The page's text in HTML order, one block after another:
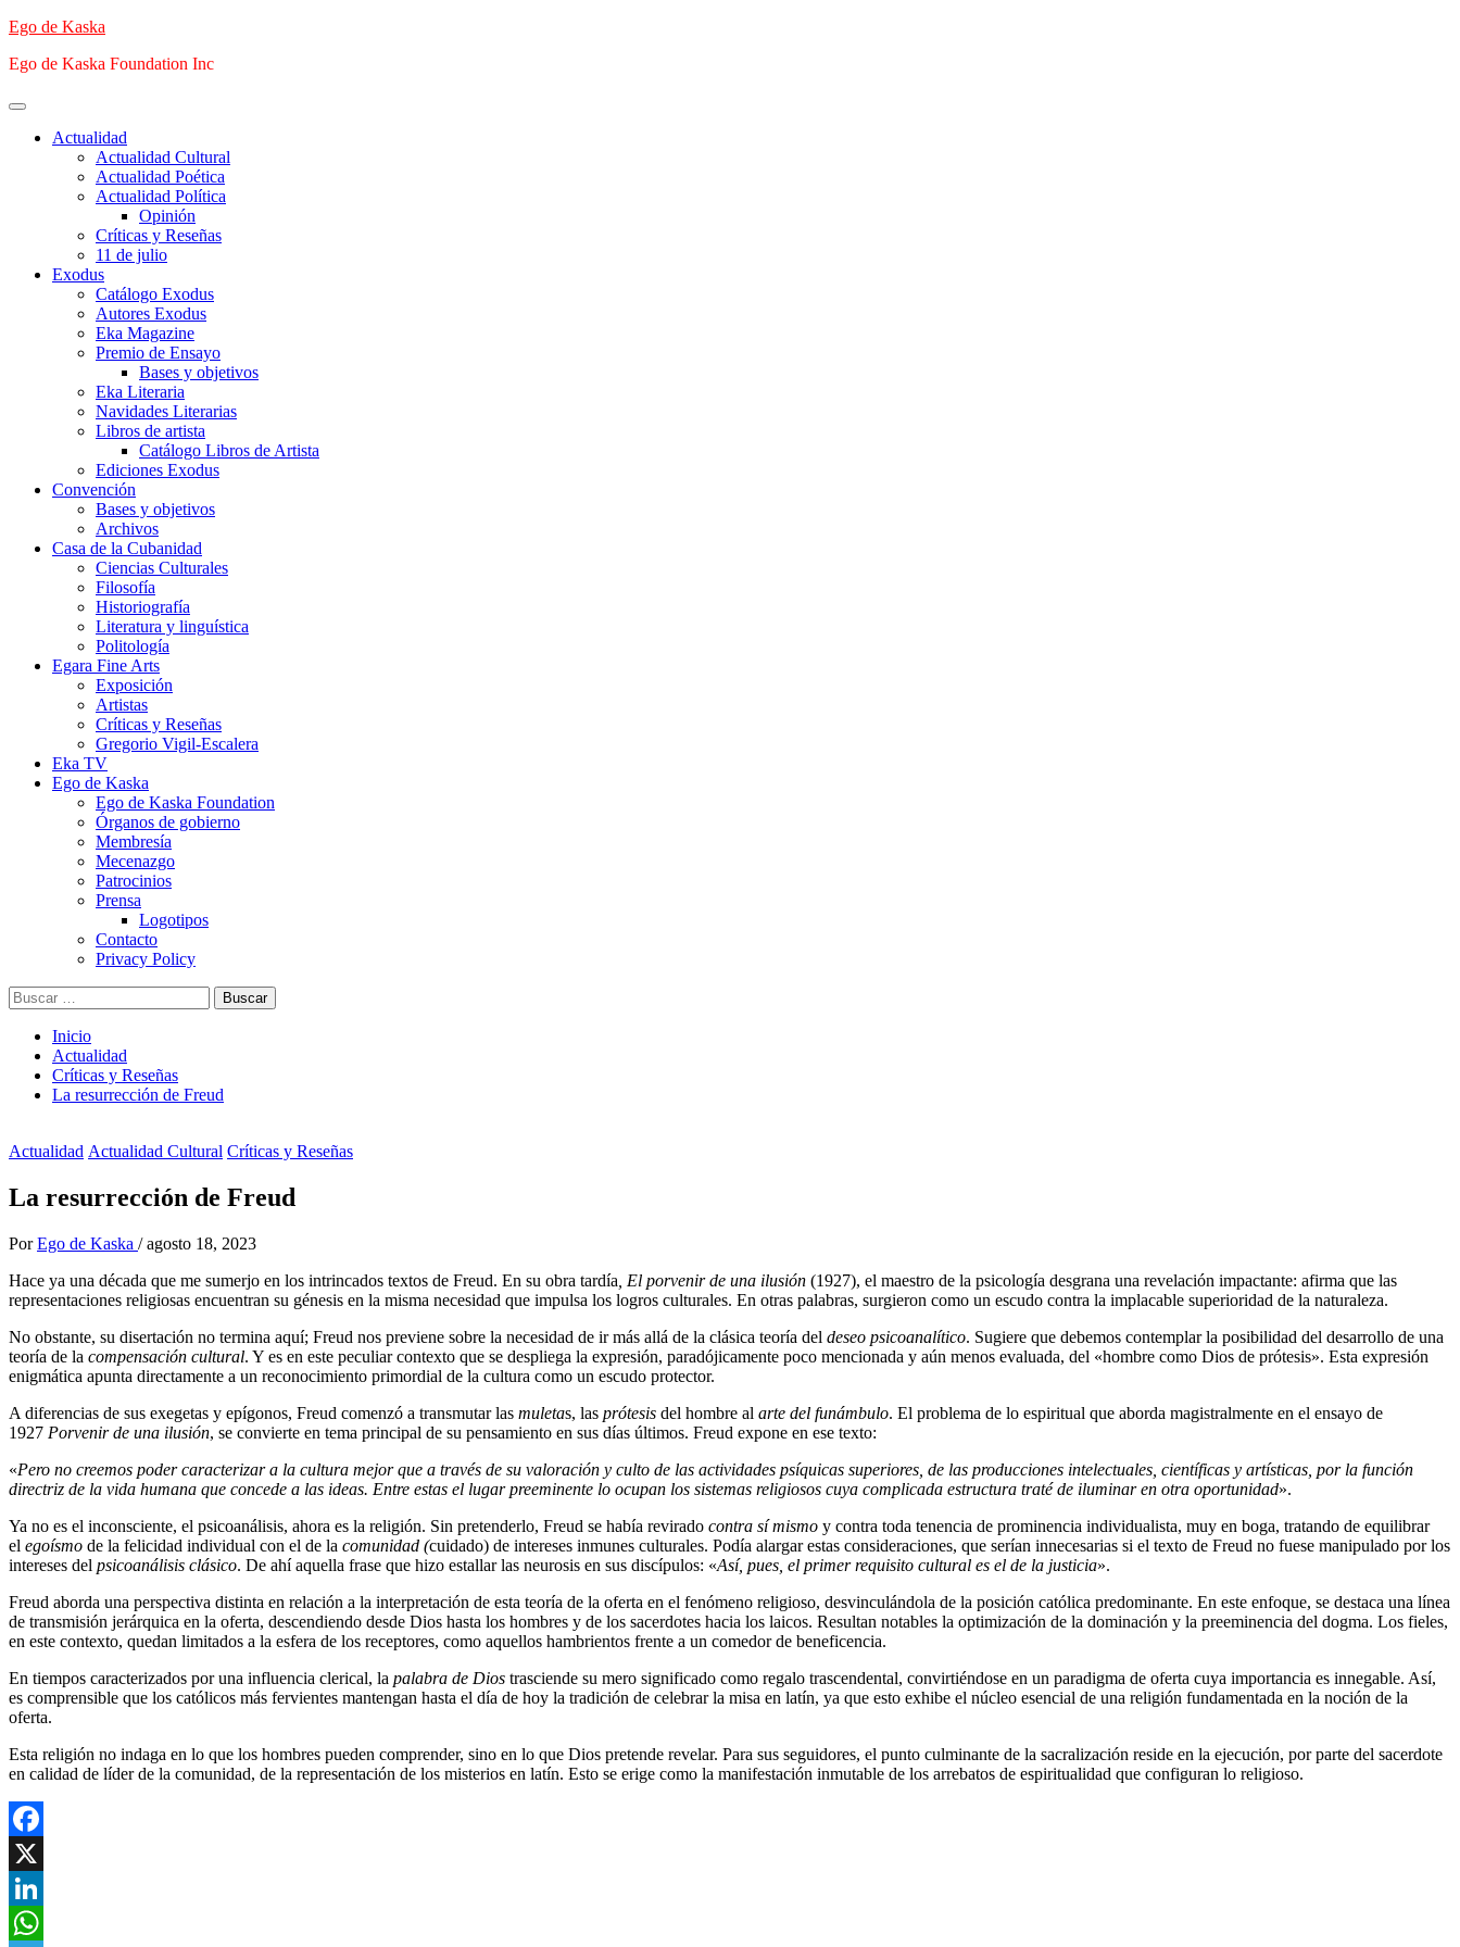
Saltar
contenido
Ego de Kaska
Ego de Kaska Foundation Inc
Menú
principalActualidad
Actualidad Cultural
Actualidad Poética
Actualidad Política
Opinión
Críticas y Reseñas
11 de julio
Exodus
Catálogo Exodus
Autores Exodus
Eka Magazine
Premio de Ensayo
Bases y objetivos
Eka Literaria
Navidades Literarias
Libros de artista
Catálogo Libros de Artista
Ediciones Exodus
Convención
Bases y objetivos
Archivos
Casa de la Cubanidad
Ciencias Culturales
Filosofía
Historiografía
Literatura y linguística
Politología
Egara Fine Arts
Exposición
Artistas
Críticas y Reseñas
Gregorio Vigil-Escalera
Eka TV
Ego de Kaska
Ego de Kaska Foundation
Órganos de gobierno
Membresía
Mecenazgo
Patrocinios
Prensa
Logotipos
Contacto
Privacy Policy
Buscar:
Inicio
Actualidad
Críticas y Reseñas
La resurrección de Freud
Actualidad Actualidad Cultural Críticas y Reseñas
La resurrección de Freud
Por Ego de Kaska / agosto 18, 2023
Hace ya una década que me sumerjo en los intrincados textos de Freud. En su obra tardía , El porvenir de una ilusión (1927), el maestro de la psicología desgrana una revelación impactante: afirma que las
representaciones religiosas encuentran su génesis en la misma necesidad que impulsa los logros culturales. En otras palabras, surgieron como un escudo contra la implacable superioridad de la naturaleza.
No obstante, su disertación no termina aquí; Freud nos previene sobre la necesidad de ir más allá de la clásica teoría del deseo psicoanalítico. Sugiere que debemos contemplar la posibilidad del desarrollo de una
teoría de la compensación cultural. Y es en este peculiar contexto que se despliega la expresión, paradójicamente poco mencionada y aún menos evaluada, del «hombre como Dios de prótesis». Esta expresión
enigmática apunta directamente a un reconocimiento primordial de la cultura como un escudo protector.
A diferencias de sus exegetas y epígonos, Freud comenzó a transmutar las muletas, las prótesis del hombre al arte del funámbulo. El problema de lo espiritual que aborda magistralmente en el ensayo de
1927 Porvenir de una ilusión, se convierte en tema principal de su pensamiento en sus días últimos. Freud expone en ese texto:
«Pero no creemos poder caracterizar a la cultura mejor que a través de su valoración y culto de las actividades psíquicas superiores, de las producciones intelectuales, científicas y artísticas, por la función
directriz de la vida humana que concede a las ideas. Entre estas el lugar preeminente lo ocupan los sistemas religiosos cuya complicada estructura traté de iluminar en otra oportunidad».
Ya no es el inconsciente, el psicoanálisis, ahora es la religión. Sin pretenderlo, Freud se había revirado contra sí mismo y contra toda tenencia de prominencia individualista, muy en boga, tratando de equilibrar
el egoísmo de la felicidad individual con el de la comunidad (cuidado) de intereses inmunes culturales. Podía alargar estas consideraciones, que serían innecesarias si el texto de Freud no fuese manipulado por los
intereses del psicoanálisis clásico. De ahí aquella frase que hizo estallar las neurosis en sus discípulos: «Así, pues, el primer requisito cultural es el de la justicia».
Freud aborda una perspectiva distinta en relación a la interpretación de esta teoría de la oferta en el fenómeno religioso, desvinculándola de la posición católica predominante. En este enfoque, se destaca una línea
de transmisión jerárquica en la oferta, descendiendo desde Dios hasta los hombres y de los sacerdotes hacia los laicos. Resultan notables la optimización de la dominación y la preeminencia del dogma. Los fieles,
en este contexto, quedan limitados a la esfera de los receptores, como aquellos hambrientos frente a un comedor de beneficencia.
En tiempos caracterizados por una influencia clerical, la palabra de Dios trasciende su mero significado como regalo trascendental, convirtiéndose en un paradigma de oferta cuya importancia es innegable. Así,
es comprensible que los católicos más fervientes mantengan hasta el día de hoy la tradición de celebrar la misa en latín, ya que esto exhibe el núcleo esencial de una religión fundamentada en la noción de la
oferta.
Esta religión no indaga en lo que los hombres pueden comprender, sino en lo que Dios pretende revelar. Para sus seguidores, el punto culminante de la sacralización reside en la ejecución, por parte del sacerdote
en calidad de líder de la comunidad, de la representación de los misterios en latín. Esto se erige como la manifestación inmutable de los arrebatos de espiritualidad que configuran lo religioso.
Facebook
X
LinkedIn